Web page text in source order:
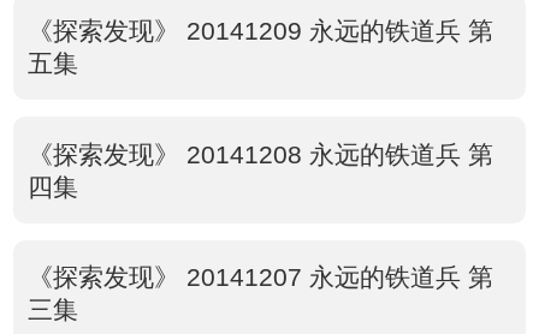
《探索发现》 20141209 永远的铁道兵 第
五集
《探索发现》 20141208 永远的铁道兵 第
四集
《探索发现》 20141207 永远的铁道兵 第
三集